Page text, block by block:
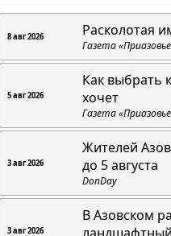
8 авг 2026 Расколотая
Газета
5 авг 2026
Как выбрать
хочет
Газета
3 авг 2026
Жителей
до 5 августа
DonDay
3 авг 2026
В Азовском